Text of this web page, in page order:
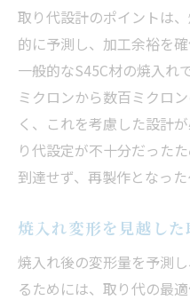
取り代設計のポイントは
的に予測し、加工余裕を
一般的なS45C材の焼入れ
ミクロンから数百ミクロ
く、これを考慮した設計
り代設定が不十分だった
到達せず、再製作となっ
焼入れ変形を見越し
焼入れ後の変形量を予測
るためには、取り代の最